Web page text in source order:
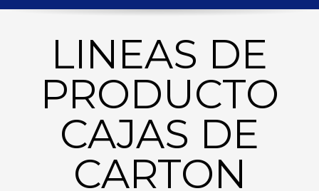
LINEAS DE
PRODUCTO
CAJAS DE
CARTON